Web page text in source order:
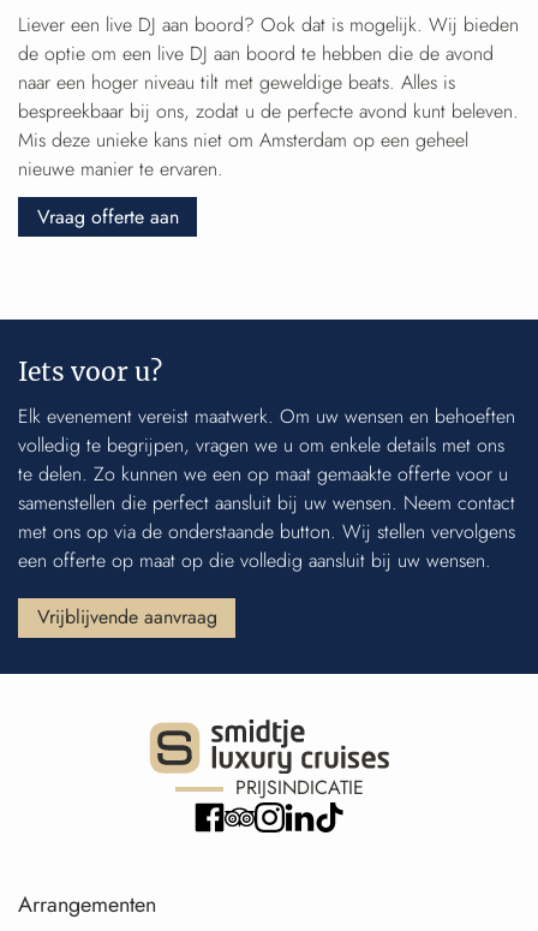
Liever een live DJ aan boord? Ook dat is mogelijk. Wij bieden
de optie om een live DJ aan boord te hebben die de avond
naar een hoger niveau tilt met geweldige beats. Alles is
bespreekbaar bij ons, zodat u de perfecte avond kunt beleven.
Mis deze unieke kans niet om Amsterdam op een geheel
nieuwe manier te ervaren.
Vraag offerte aan
Iets voor u?
Elk evenement vereist maatwerk. Om uw wensen en behoeften
volledig te begrijpen, vragen we u om enkele details met ons
te delen. Zo kunnen we een op maat gemaakte offerte voor u
samenstellen die perfect aansluit bij uw wensen. Neem contact
met ons op via de onderstaande button. Wij stellen vervolgens
een offerte op maat op die volledig aansluit bij uw wensen.
Vrijblijvende aanvraag
PRIJSINDICATIE
Arrangementen